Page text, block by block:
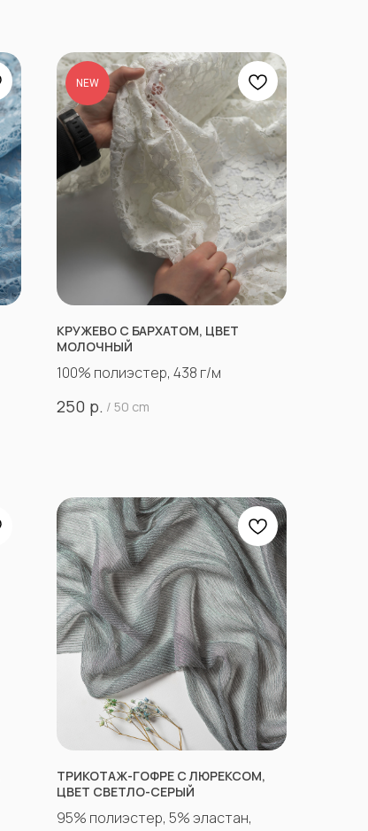
NEW
КРУЖЕВО С БАРХАТОМ, ЦВЕТ
МОЛОЧНЫЙ
100% полиэстер, 438 г/м
250 р. / 50 cm
ТРИКОТАЖ-ГОФРЕ С ЛЮРЕКСОМ,
ЦВЕТ СВЕТЛО-СЕРЫЙ
95% полиэстер, 5% эластан,